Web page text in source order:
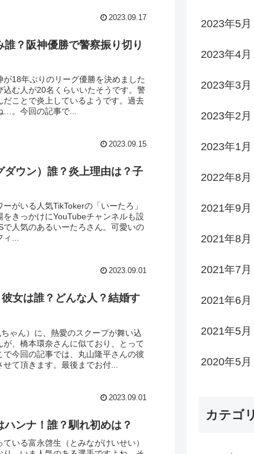
2023.09.17
誰？阪神優勝で警察振り切り
18年ぶりのリーグ優勝を決めました
む人が20名くらいいたそうです。警
ことで炎上しているようです。過去
…。今回の記事で...
2023.09.15
ダウン）誰？炎上理由は？子
がいる人気TikTokerの「いーたろ」
きっかけにYouTubeチャンネルも設
人気のあるいーたろさん。可愛いの
ィ...
2023.09.01
女は誰？どんな人？結婚す
ゃん）に、熱愛のスクープが舞い込
、橋本環奈さんに似ており、とって
今回の記事では、丸山隆平さんの彼
て頂きます。最後までお付...
2023.09.01
ンナ！誰？馴れ初めは？
いる富永啓生（とみながけいせい）
2023年5月
2023年4月
2023年3月
2023年2月
2023年1月
2022年8月
2021年9月
2021年8月
2021年7月
2021年6月
2021年5月
2020年5月
カテゴ